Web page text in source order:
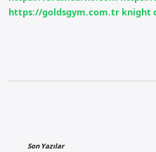
https://goldsgym.com.tr knight
Son Yazılar